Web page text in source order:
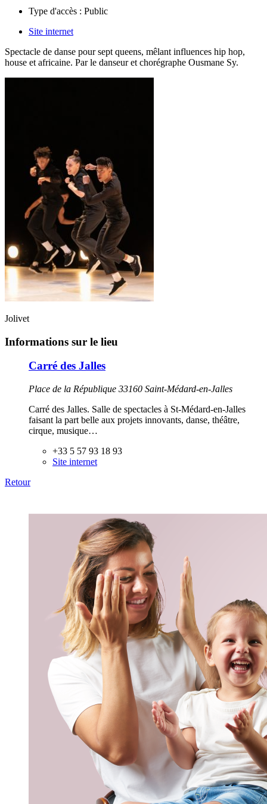
Type d'accès : Public
Site internet
Spectacle de danse pour sept queens, mêlant influences hip hop,
house et africaine. Par le danseur et chorégraphe Ousmane Sy.
Jolivet
Informations sur le lieu
Carré des Jalles
Place de la République 33160 Saint-Médard-en-Jalles
Carré des Jalles. Salle de spectacles à St-Médard-en-Jalles
faisant la part belle aux projets innovants, danse, théâtre,
cirque, musique…
+33 5 57 93 18 93
Site internet
Retour